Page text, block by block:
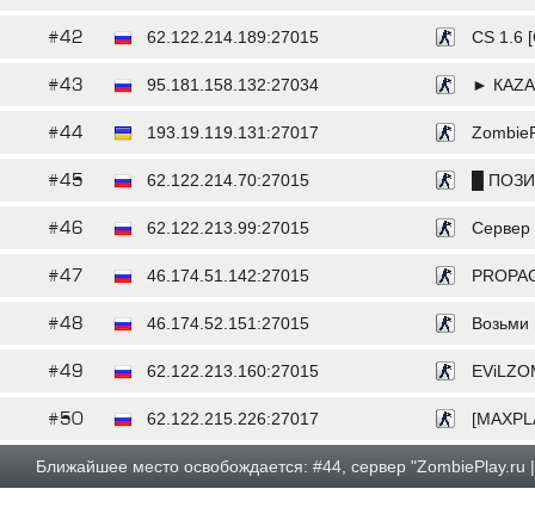
#42 62.122.214.189:27015 CS 1.6
#43 95.181.158.132:27034 ►
#44 193.19.119.131:27017
#45 62.122.214.70:27015 █
#46 62.122.213.99:27015 Сервер
#47 46.174.51.142:27015
#48 46.174.52.151:27015 Возьми
#49 62.122.213.160:27015
#50 62.122.215.226:27017
Ближайшее место освобождается: #44, сервер "ZombiePlay.ru